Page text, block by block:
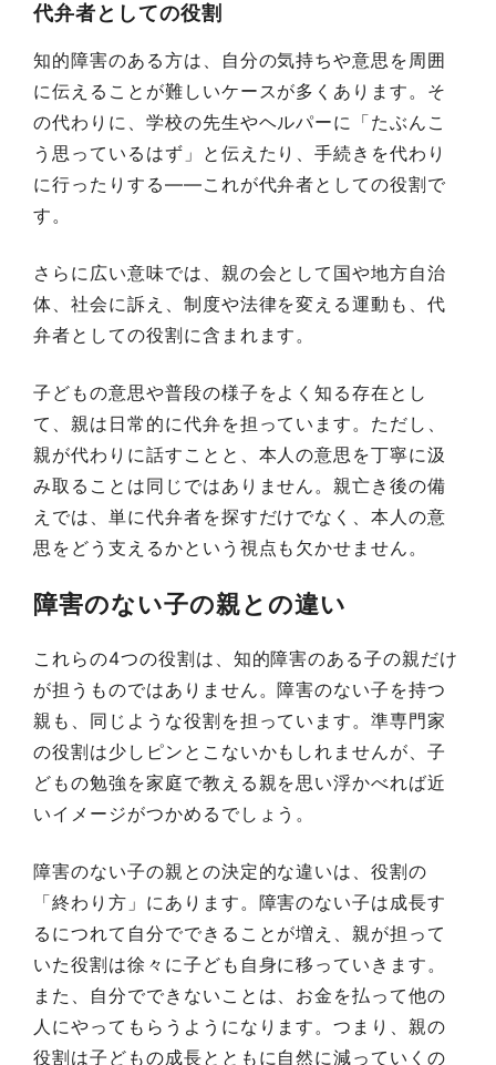
代弁者としての役割
知的障害のある方は、自分の気持ちや意思を周囲
に伝えることが難しいケースが多くあります。そ
の代わりに、学校の先生やヘルパーに「たぶんこ
う思っているはず」と伝えたり、手続きを代わり
に行ったりする——これが代弁者としての役割で
す。
さらに広い意味では、親の会として国や地方自治
体、社会に訴え、制度や法律を変える運動も、代
弁者としての役割に含まれます。
子どもの意思や普段の様子をよく知る存在とし
て、親は日常的に代弁を担っています。ただし、
親が代わりに話すことと、本人の意思を丁寧に汲
み取ることは同じではありません。親亡き後の備
えでは、単に代弁者を探すだけでなく、本人の意
思をどう支えるかという視点も欠かせません。
障害のない子の親との違い
これらの4つの役割は、知的障害のある子の親だけ
が担うものではありません。障害のない子を持つ
親も、同じような役割を担っています。準専門家
の役割は少しピンとこないかもしれませんが、子
どもの勉強を家庭で教える親を思い浮かべれば近
いイメージがつかめるでしょう。
障害のない子の親との決定的な違いは、役割の
「終わり方」にあります。障害のない子は成長す
るにつれて自分でできることが増え、親が担って
いた役割は徐々に子ども自身に移っていきます。
また、自分でできないことは、お金を払って他の
人にやってもらうようになります。つまり、親の
役割は子どもの成長とともに自然に減っていくの